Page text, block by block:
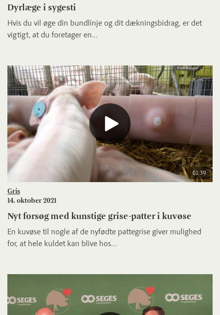
Dyrlæge i sygesti
Hvis du vil øge din bundlinje og dit dækningsbidrag, er det
vigtigt, at du foretager en...
01:39
Gris
14. oktober 2021
Nyt forsøg med kunstige grise-patter i kuvøse
En kuvøse til nogle af de nyfødte pattegrise giver mulighed
for, at hele kuldet kan blive hos...